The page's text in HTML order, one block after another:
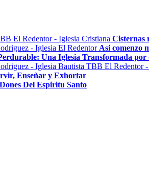
Cisternas
Asi comenzo
Una Iglesia Transformada por
Enseñar y Exhortar
Del Espiritu Santo